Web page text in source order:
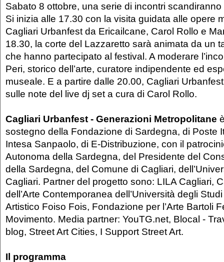
Sabato 8 ottobre, una serie di incontri
Si inizia alle 17.30 con la visita guidata alle opere
Cagliari Urbanfest da Ericailcane, Carol Rollo e
18.30, la corte del Lazzaretto sarà animata da un
che hanno partecipato al festival. A moderare
Peri, storico dell’arte, curatore indipendente ed
museale. E a partire dalle 20.00, Cagliari
sulle note del live dj set a cura di Carol Rollo.
Cagliari Urbanfest - Generazioni Metropolitane
sostegno della Fondazione di Sardegna, di Poste
Intesa Sanpaolo, di E-Distribuzione, con il
Autonoma della Sardegna, del Presidente del
della Sardegna, del Comune di Cagliari,
Cagliari. Partner del progetto sono: LILA Cagliari,
dell’Arte Contemporanea dell’Università degli
Artistico Foiso Fois, Fondazione per l’Arte Bartoli
Movimento. Media partner: YouTG.net, Blocal -
blog, Street Art Cities, I Support Street Art.
Il programma